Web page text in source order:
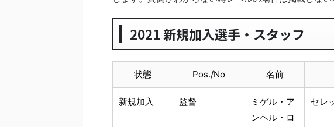
2021 新規加入選手・スタッフ
状態 Pos./No 名前
新規加入 監督
ミゲル・ア
ンヘル・ロ
セレ